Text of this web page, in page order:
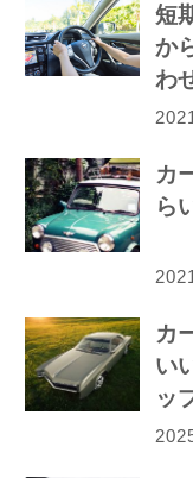
短
か
わ
カ
ら
カ
い
ッ